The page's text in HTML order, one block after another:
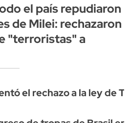
el país repudiaron
de Milei: rechazaron
"terroristas" a
el rechazo a la ley de